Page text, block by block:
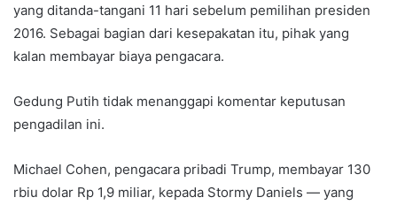
yang ditanda-tangani 11 hari sebelum pemilihan presiden
2016. Sebagai bagian dari kesepakatan itu, pihak yang
kalan membayar biaya pengacara.
Gedung Putih tidak menanggapi komentar keputusan
pengadilan ini.
Michael Cohen, pengacara pribadi Trump, membayar 130
rbiu dolar Rp 1,9 miliar, kepada Stormy Daniels — yang